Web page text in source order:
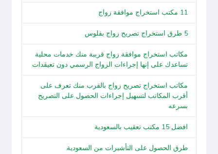
11 مكتب استخراج موافقة زواج
5 طرق استخراج تصريح زواج بفلوس
مكاتب استخراج موافقة زواج قريبة منك خدمات محلية
تساعدك على إنها إجراءات الزواج الرسمي دون تعيقدات
مكاتب استخراج تصريح زواج بالقرب منك تعرف على
أقرب المكاتب لتسهيل إجراءات الحصول على التصريح
بسرعه
افضل 15 مكتب تعقيب بالسعودية
طرق الحصول على التأشيرات من السعودية